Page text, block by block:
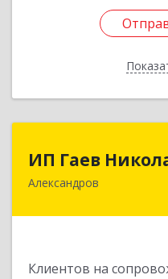
ИП Гаев
Александров
Клиентов на
ИП Гаев
601650,